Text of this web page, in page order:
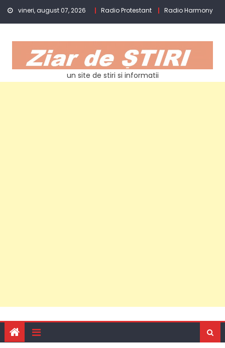
Skip
vineri, august 07, 2026 Radio Protestant Radio Harmony
un site de stiri si informatii